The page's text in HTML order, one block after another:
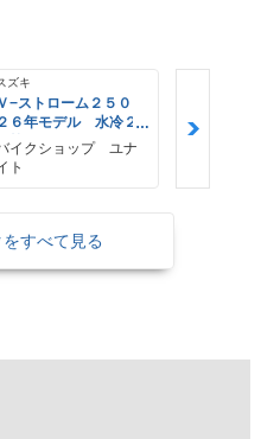
ズキ
−ストローム２５０
２６年モデル 水冷２
気筒エンジン ＬＥＤ
ヘッドライト標準装備
イクショップ ユナ
ト
すべて見る